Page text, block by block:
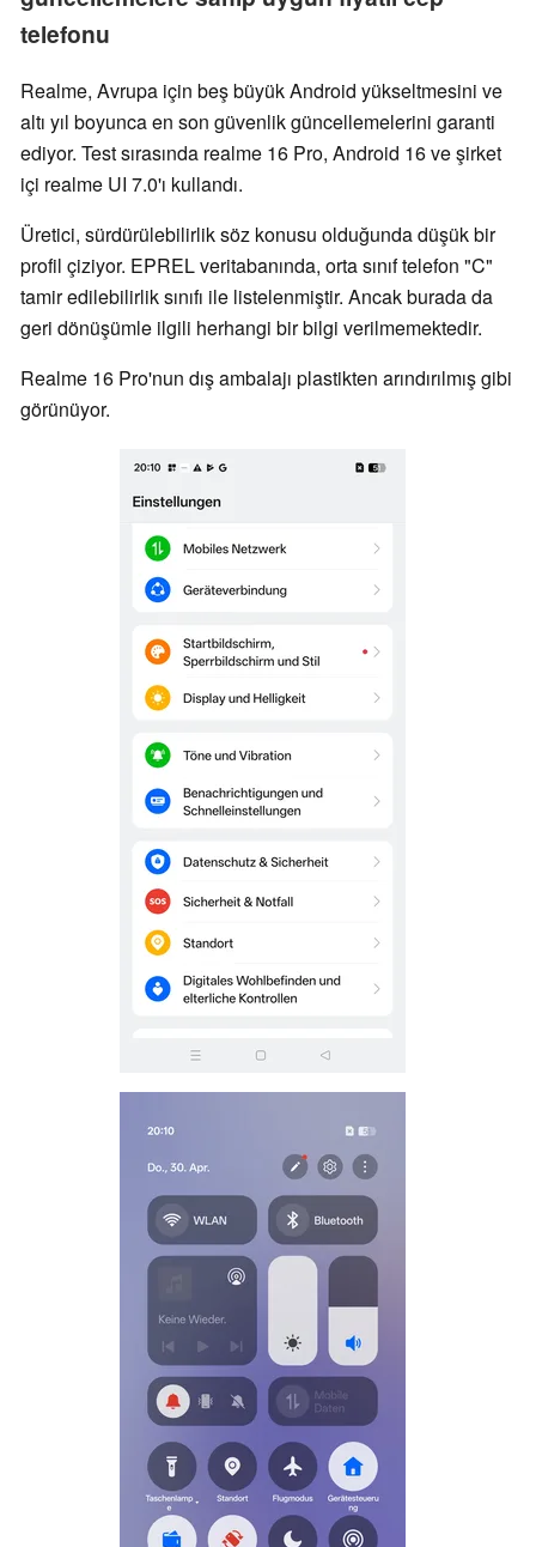
telefonu
Realme, Avrupa için beş büyük Android yükseltmesini ve
altı yıl boyunca en son güvenlik güncellemelerini garanti
ediyor. Test sırasında realme 16 Pro, Android 16 ve şirket
içi realme UI 7.0'ı kullandı.
Üretici, sürdürülebilirlik söz konusu olduğunda düşük bir
profil çiziyor. EPREL veritabanında, orta sınıf telefon "C"
tamir edilebilirlik sınıfı ile listelenmiştir. Ancak burada da
geri dönüşümle ilgili herhangi bir bilgi verilmemektedir.
Realme 16 Pro'nun dış ambalajı plastikten arındırılmış gibi
görünüyor.